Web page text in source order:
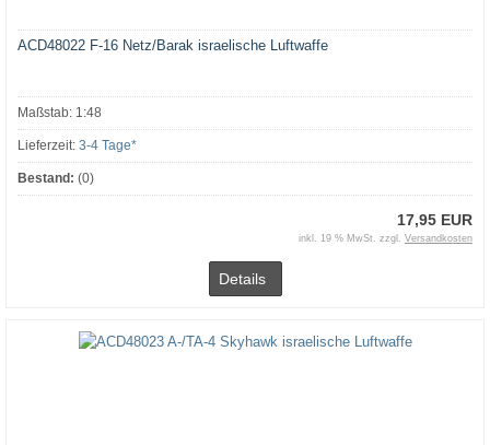
ACD48022 F-16 Netz/Barak israelische Luftwaffe
Maßstab: 1:48
Lieferzeit: 3-4 Tage*
Bestand: (0)
17,95 EUR
inkl. 19 % MwSt. zzgl. Versandkosten
Details